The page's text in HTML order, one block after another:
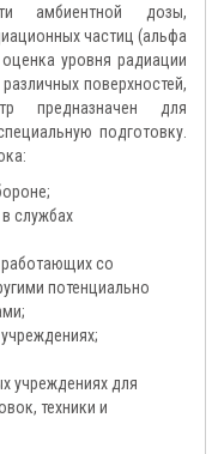
амбиентной дозы,
частиц (альфа
уровня радиации
поверхностей,
предназначен для
подготовку.
службах
со
потенциально
учреждениях для
техники и